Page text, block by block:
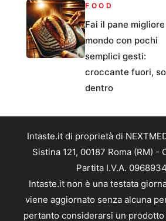
FOOD
Fai il pane
mondo con pochi
semplici gesti:
croccante fuori,
dentro
Intaste.it di proprietà di
Sistina 121, 00187 Roma (RM) -
Partita I.V.A.
Intaste.it non è una testata
viene aggiornato senza alcuna
pertanto considerarsi un